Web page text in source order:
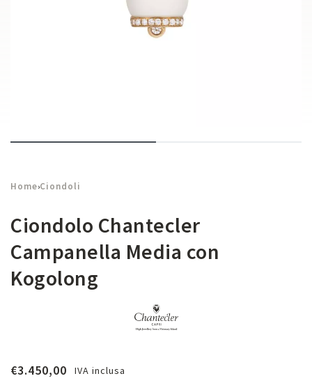
Home›Ciondoli
Ciondolo Chantecler
Campanella Media con
Kogolong
€3.450,00 IVA inclusa